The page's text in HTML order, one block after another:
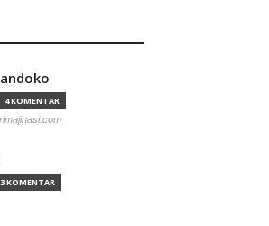
4 KOMENTAR
3 KOMENTAR